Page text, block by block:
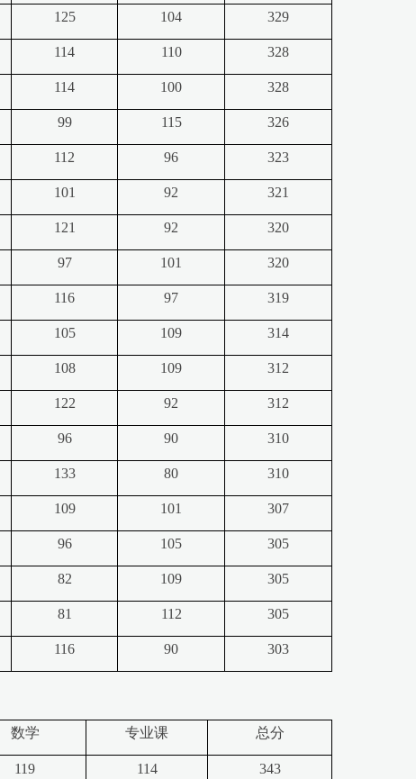
125 104 329
114 110 328
114 100 328
99 115 326
112 96 323
101 92 321
121 92 320
97 101 320
116 97 319
105 109 314
108 109 312
122 92 312
96 90 310
133 80 310
109 101 307
96 105 305
82 109 305
81 112 305
116 90 303
数学 专业课 总分
119 114 343